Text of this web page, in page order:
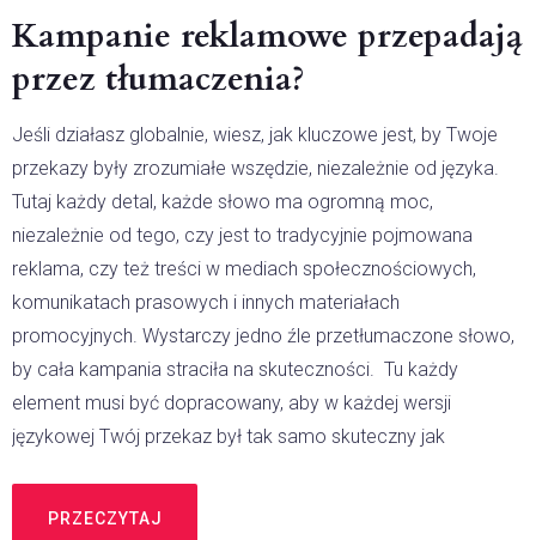
Kampanie reklamowe przepadają
przez tłumaczenia?
Jeśli działasz globalnie, wiesz, jak kluczowe jest, by Twoje
przekazy były zrozumiałe wszędzie, niezależnie od języka.
Tutaj każdy detal, każde słowo ma ogromną moc,
niezależnie od tego, czy jest to tradycyjnie pojmowana
reklama, czy też treści w mediach społecznościowych,
komunikatach prasowych i innych materiałach
promocyjnych. Wystarczy jedno źle przetłumaczone słowo,
by cała kampania straciła na skuteczności. Tu każdy
element musi być dopracowany, aby w każdej wersji
językowej Twój przekaz był tak samo skuteczny jak
PRZECZYTAJ